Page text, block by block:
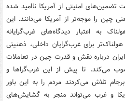
تضمین‌های امنیتی از آمریکا ناامید شده
چین را موجه‌تر از آمریکا می‌دانند. این
به اعتبار دیدگاه‌های غرب‌گرایانه
برای غرب‌گرایان داخلی، ذهنیتی
درباره نقش و قدرت چین در تعاملات
می‌کند. تا پیش از این غرب‌گراها و
تلاش می‌کردند مردم را به این باور
و غرب می‌تواند منجر به گشایش‌های